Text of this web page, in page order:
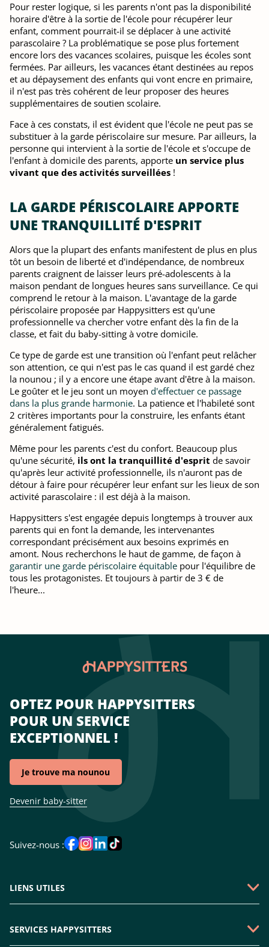
Pour rester logique, si les parents n'ont pas la disponibilité
horaire d'être à la sortie de l'école pour récupérer leur
enfant, comment pourrait-il se déplacer à une activité
parascolaire ? La problématique se pose plus fortement
encore lors des vacances scolaires, puisque les écoles sont
fermées. Par ailleurs, les vacances étant destinées au repos
et au dépaysement des enfants qui vont encre en primaire,
il n'est pas très cohérent de leur proposer des heures
supplémentaires de soutien scolaire.
Face à ces constats, il est évident que l'école ne peut pas se
substituer à la garde périscolaire sur mesure. Par ailleurs, la
personne qui intervient à la sortie de l'école et s'occupe de
l'enfant à domicile des parents, apporte un service plus
vivant que des activités surveillées !
LA GARDE PÉRISCOLAIRE APPORTE
UNE TRANQUILLITÉ D'ESPRIT
Alors que la plupart des enfants manifestent de plus en plus
tôt un besoin de liberté et d'indépendance, de nombreux
parents craignent de laisser leurs pré-adolescents à la
maison pendant de longues heures sans surveillance. Ce qui
comprend le retour à la maison. L'avantage de la garde
périscolaire proposée par Happysitters est qu'une
professionnelle va chercher votre enfant dès la fin de la
classe, et fait du baby-sitting à votre domicile.
Ce type de garde est une transition où l'enfant peut relâcher
son attention, ce qui n'est pas le cas quand il est gardé chez
la nounou ; il y a encore une étape avant d'être à la maison.
Le goûter et le jeu sont un moyen d'effectuer ce passage
dans la plus grande harmonie. La patience et l'habileté sont
2 critères importants pour la construire, les enfants étant
généralement fatigués.
Même pour les parents c'est du confort. Beaucoup plus
qu'une sécurité, ils ont la tranquillité d'esprit de savoir
qu'après leur activité professionnelle, ils n'auront pas de
détour à faire pour récupérer leur enfant sur les lieux de son
activité parascolaire : il est déjà à la maison.
Happysitters s'est engagée depuis longtemps à trouver aux
parents qui en font la demande, les intervenantes
correspondant précisément aux besoins exprimés en
amont. Nous recherchons le haut de gamme, de façon à
garantir une garde périscolaire équitable pour l'équilibre de
tous les protagonistes. Et toujours à partir de 3 € de
l'heure...
OPTEZ POUR HAPPYSITTERS
POUR UN SERVICE
EXCEPTIONNEL !
Je trouve ma nounou
Devenir baby-sitter
Suivez-nous :
LIENS UTILES
Faire une demande
SERVICES HAPPYSITTERS